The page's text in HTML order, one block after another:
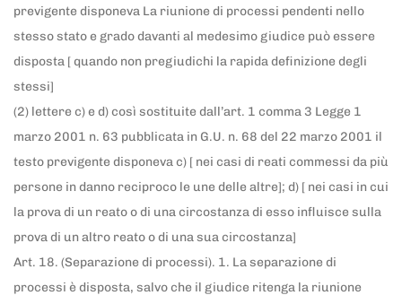
previgente disponeva La riunione di processi pendenti nello
stesso stato e grado davanti al medesimo giudice può essere
disposta [ quando non pregiudichi la rapida definizione degli
stessi]
(2) lettere c) e d) così sostituite dall’art. 1 comma 3 Legge 1
marzo 2001 n. 63 pubblicata in G.U. n. 68 del 22 marzo 2001 il
testo previgente disponeva c) [ nei casi di reati commessi da più
persone in danno reciproco le une delle altre]; d) [ nei casi in cui
la prova di un reato o di una circostanza di esso influisce sulla
prova di un altro reato o di una sua circostanza]
Art. 18. (Separazione di processi). 1. La separazione di
processi è disposta, salvo che il giudice ritenga la riunione